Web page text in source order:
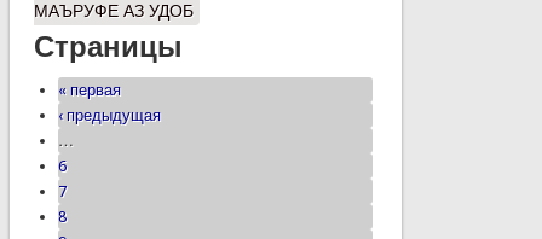
МАЪРУФЕ АЗ УДОБ
Страницы
« первая
‹ предыдущая
…
6
7
8